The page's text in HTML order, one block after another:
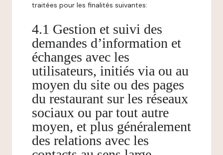
traitées pour les finalités suivantes:
4.1 Gestion et suivi des
demandes d’information et
échanges avec les
utilisateurs, initiés via ou au
moyen du site ou des pages
du restaurant sur les réseaux
sociaux ou par tout autre
moyen, et plus généralement
des relations avec les